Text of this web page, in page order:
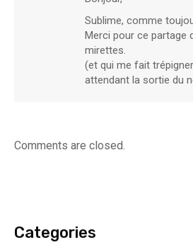
Sublime, comme
Merci pour ce partage
mirettes.
(et qui me fait
attendant la sortie du
Comments are closed.
Categories